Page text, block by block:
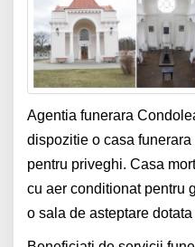
Agentia funerara
dispozitie o casa
pentru priveghi. Casa
cu aer conditionat pentru
o sala de asteptare